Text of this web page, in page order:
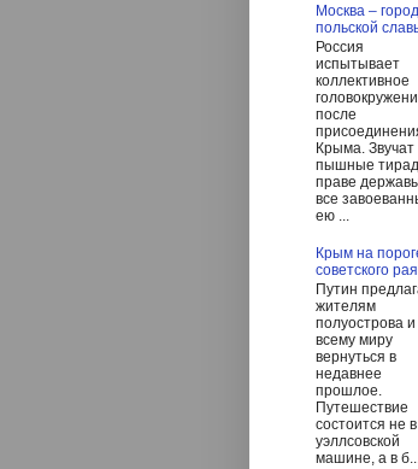
Москва – город
польской
Россия
испытывает
коллективное
после
Крыма. Звучат
пышные
праве
все
ею ...
Крым на
советского рая
Путин
жителям
полуострова и
всему миру
вернуться в
недавнее
прошлое.
Путешествие
состоится не в
уэллсовской
машине, а в